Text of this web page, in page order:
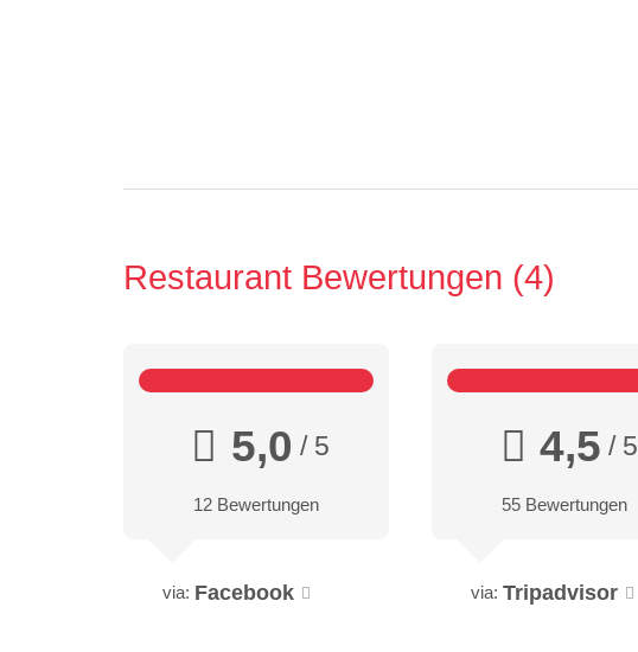
Restaurant Bewertungen 4
5,0 / 5
12 Bewertungen
via: Facebook
4,5 / 5
55 Bewertungen
via: Tripadvisor